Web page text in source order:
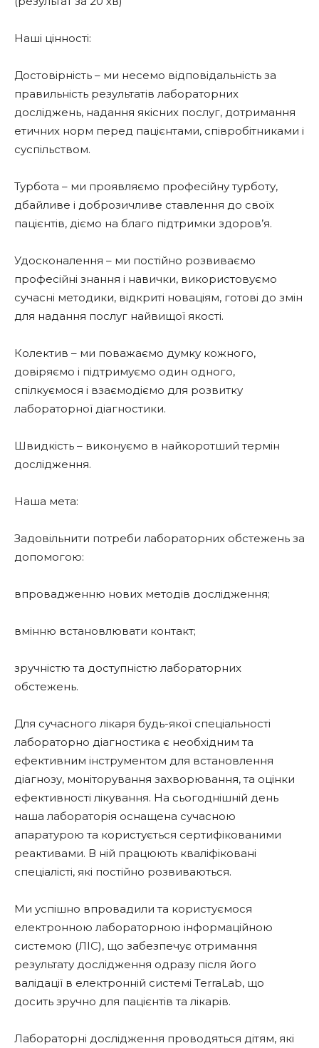
Наші цінності:
Достовірність – ми несемо відповідальність за
правильність результатів лабораторних
досліджень, надання якісних послуг, дотримання
етичних норм перед пацієнтами, співробітниками і
суспільством.
Турбота – ми проявляємо професійну турботу,
дбайливе і доброзичливе ставлення до своїх
пацієнтів, діємо на благо підтримки здоров’я.
Удосконалення – ми постійно розвиваємо
професійні знання і навички, використовуємо
сучасні методики, відкриті новаціям, готові до змін
для надання послуг найвищої якості.
Колектив – ми поважаємо думку кожного,
довіряємо і підтримуємо один одного,
спілкуємося і взаємодіємо для розвитку
лабораторної діагностики.
Швидкість – виконуємо в найкоротший термін
дослідження.
Наша мета:
Задовільнити потреби лабораторних обстежень за
допомогою:
впровадженню нових методів дослідження;
вмінню встановлювати контакт;
зручністю та доступністю лабораторних
обстежень.
Для сучасного лікаря будь-якої спеціальності
лабораторно діагностика є необхідним та
ефективним інструментом для встановлення
діагнозу, моніторування захворювання, та оцінки
ефективності лікування. На сьогоднішній день
наша лабораторія оснащена сучасною
апаратурою та користується сертифікованими
реактивами. В ній працюють кваліфіковані
спеціалісті, які постійно розвиваються.
Ми успішно впровадили та користуємося
електронною лабораторною інформаційною
системою (ЛІС), що забезпечує отримання
результату дослідження одразу після його
валідації в електронній системі TerraLab, що
досить зручно для пацієнтів та лікарів.
Лабораторні дослідження проводяться дітям, які